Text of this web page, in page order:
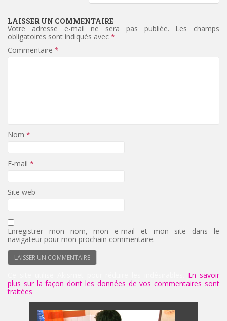
LAISSER UN COMMENTAIRE
Votre adresse e-mail ne sera pas publiée.
Les champs
obligatoires sont indiqués avec *
Commentaire *
Nom *
E-mail *
Site web
Enregistrer mon nom, mon e-mail et mon site dans le
navigateur pour mon prochain commentaire.
En savoir
plus sur la façon dont les données de vos commentaires sont
traitées